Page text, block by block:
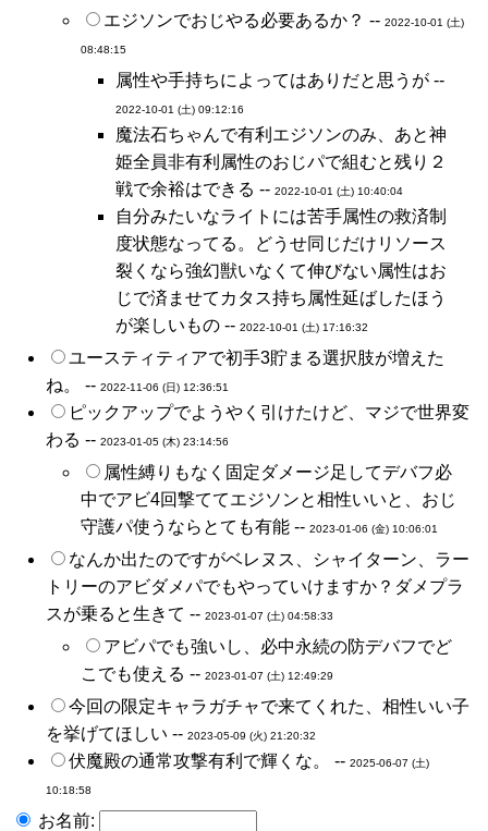
エジソンでおじやる必要あるか？ -- 2022-10-01 (土)
08:48:15
属性や手持ちによってはありだと思うが --
2022-10-01 (土) 09:12:16
魔法石ちゃんで有利エジソンのみ、あと神
姫全員非有利属性のおじパで組むと残り２
戦で余裕はできる -- 2022-10-01 (土) 10:40:04
自分みたいなライトには苦手属性の救済制
度状態なってる。どうせ同じだけリソース
裂くなら強幻獣いなくて伸びない属性はお
じで済ませてカタス持ち属性延ばしたほう
が楽しいもの -- 2022-10-01 (土) 17:16:32
ユースティティアで初手3貯まる選択肢が増えた
ね。 -- 2022-11-06 (日) 12:36:51
ピックアップでようやく引けたけど、マジで世界変
わる -- 2023-01-05 (木) 23:14:56
属性縛りもなく固定ダメージ足してデバフ必
中でアビ4回撃ててエジソンと相性いいと、おじ
守護パ使うならとても有能 -- 2023-01-06 (金) 10:06:01
なんか出たのですがベレヌス、シャイターン、ラー
トリーのアビダメパでもやっていけますか？ダメプラ
スが乗ると生きて -- 2023-01-07 (土) 04:58:33
アビパでも強いし、必中永続の防デバフでど
こでも使える -- 2023-01-07 (土) 12:49:29
今回の限定キャラガチャで来てくれた、相性いい子
を挙げてほしい -- 2023-05-09 (火) 21:20:32
伏魔殿の通常攻撃有利で輝くな。 -- 2025-06-07 (土)
10:18:58
お名前: